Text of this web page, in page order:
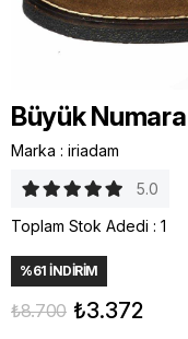
Büyük
Marka : iriadam
5.0
Toplam Stok Adedi : 1
%61 İNDIRIM
₺8.700 ₺3.372